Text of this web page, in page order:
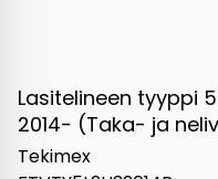
Lasitelineen tyyppi
2014- (Taka- ja
Tekimex